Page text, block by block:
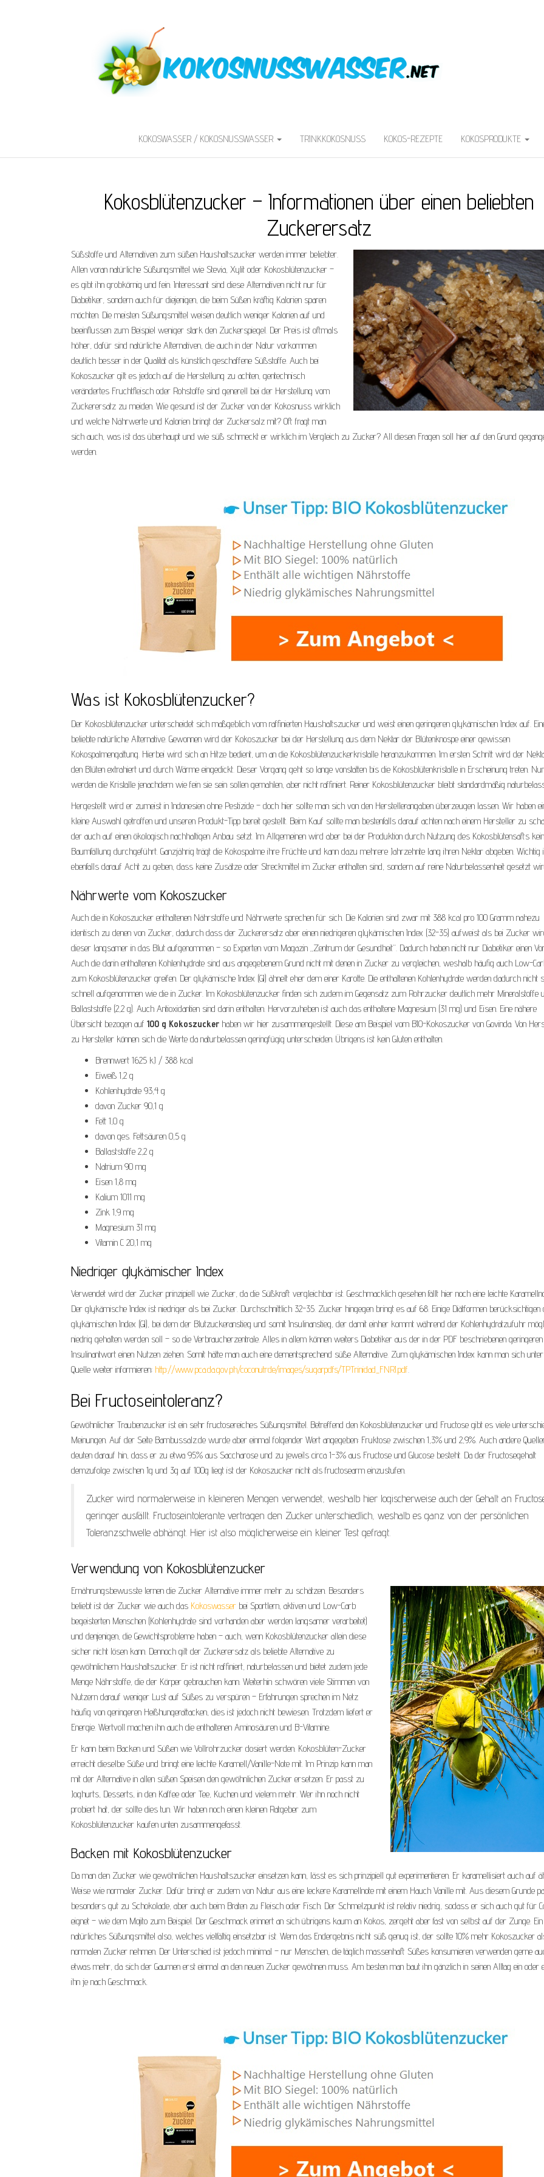
KOKOSWASSER / KOKOSNUSSWASSER TRINKKOKOSNUSS KOKOS-REZEPTE KOKOSPRODUKTE
Kokosblütenzucker – Informationen über einen beliebten
Zuckerersatz
Süßstoffe und Alternativen zum süßen Haushaltszucker werden immer beliebter.
Allen voran natürliche Süßungsmittel wie Stevia, Xylit oder Kokosblütenzucker –
es gibt ihn grobkörnig und fein. Interessant sind diese Alternativen nicht nur für
Diabetiker, sondern auch für diejenigen, die beim Süßen kräftig Kalorien sparen
möchten. Die meisten Süßungsmittel weisen deutlich weniger Kalorien auf und
beeinflussen zum Beispiel weniger stark den Zuckerspiegel. Der Preis ist oftmals
höher, dafür sind natürliche Alternativen, die auch in der Natur vorkommen
deutlich besser in der Qualität als künstlich geschaffene Süßstoffe. Auch bei
Kokoszucker gilt es jedoch auf die Herstellung zu achten, gentechnisch
verändertes Fruchtfleisch oder Rohstoffe sind generell bei der Herstellung vom
Zuckerersatz zu meiden. Wie gesund ist der Zucker von der Kokosnuss wirklich
und welche Nährwerte und Kalorien bringt der Zuckersalz mit? Oft fragt man
sich auch, was ist das überhaupt und wie süß schmeckt er wirklich im Vergleich zu Zucker? All diesen Fragen soll hier auf den Grund
werden.
Was ist Kokosblütenzucker?
Der Kokosblütenzucker unterscheidet sich maßgeblich vom raffinierten Haushaltszucker und weist einen geringeren glykämischen Index auf.
beliebte natürliche Alternative. Gewonnen wird der Kokoszucker bei der Herstellung aus dem Nektar der Blütenknospe einer gewissen
Kokospalmengattung. Hierbei wird sich an Hitze bedient, um an die Kokosblütenzuckerkristalle heranzukommen. Im ersten Schritt wird der
den Blüten extrahiert und durch Wärme eingedickt. Dieser Vorgang geht so lange vonstatten bis die Kokosblütenkristalle in Erscheinung treten.
werden die Kristalle jenachdem wie fein sie sein sollen gemahlen, aber nicht raffiniert. Reiner Kokosblütenzucker bleibt standardmäßig
Hergestellt wird er zumeist in Indonesien ohne Pestizide – doch hier sollte man sich von den Herstellerangaben überzeugen lassen. Wir haben
kleine Auswahl getroffen und unseren Produkt-Tipp bereit gestellt. Beim Kauf sollte man bestenfalls darauf achten nach einem Hersteller zu
der auch auf einen ökologisch nachhaltigen Anbau setzt. Im Allgemeinen wird aber bei der Produktion durch Nutzung des Kokosblütensafts
Baumfällung durchgeführt. Ganzjährig trägt die Kokospalme ihre Früchte und kann dazu mehrere Jahrzehnte lang ihren Nektar abgeben. Wichtig
ebenfalls darauf Acht zu geben, dass keine Zusätze oder Streckmittel im Zucker enthalten sind, sondern auf reine Naturbelassenheit gesetzt
Nährwerte vom Kokoszucker
Auch die in Kokoszucker enthaltenen Nährstoffe und Nährwerte sprechen für sich. Die Kalorien sind zwar mit 388 kcal pro 100 Gramm nahezu
identisch zu denen von Zucker, dadurch dass der Zuckerersatz aber einen niedrigeren glykämischen Index (32-35) aufweist als bei Zucker
dieser langsamer in das Blut aufgenommen – so Experten vom Magazin „Zentrum der Gesundheit“. Dadurch haben nicht nur Diabetiker einen
Auch die darin enthaltenen Kohlenhydrate sind aus angegebenem Grund nicht mit denen in Zucker zu vergleichen, weshalb häufig auch Low-
zum Kokosblütenzucker greifen. Der glykämische Index (GI) ähnelt eher dem einer Karotte. Die enthaltenen Kohlenhydrate werden dadurch nicht
schnell aufgenommen wie die in Zucker. Im Kokosblütenzucker finden sich zudem im Gegensatz zum Rohrzucker deutlich mehr Mineralstoffe
Ballaststoffe (2,2 g). Auch Antioxidantien sind darin enthalten. Hervorzuheben ist auch das enthaltene Magnesium (31 mg) und Eisen. Eine nähere
Übersicht bezogen auf 100 g Kokoszucker haben wir hier zusammengestellt. Diese am Beispiel vom BIO-Kokoszucker von Govinda. Von
zu Hersteller können sich die Werte da naturbelassen geringfügig unterscheiden. Übrigens ist kein Gluten enthalten.
Brennwert 1625 kJ / 388 kcal
Eiweiß 1,2 g
Kohlenhydrate 93,4 g
davon Zucker 90,1 g
Fett 1,0 g
davon ges. Fettsäuren 0,5 g
Ballaststoffe 2,2 g
Natrium 90 mg
Eisen 1,8 mg
Kalium 1011 mg
Zink 1,9 mg
Magnesium 31 mg
Vitamin C 20,1 mg
Niedriger glykämischer Index
Verwendet wird der Zucker prinzipiell wie Zucker, da die Süßkraft vergleichbar ist. Geschmacklich gesehen fällt hier noch eine leichte
Der glykämische Index ist niedriger als bei Zucker. Durchschnittlich 32-35. Zucker hingegen bringt es auf 68. Einige Diätformen berücksichtigen
glykämischen Index (GI), bei dem der Blutzuckeranstieg und somit Insulinanstieg, der damit einher kommt während der Kohlenhydratzufuhr
niedrig gehalten werden soll – so die Verbraucherzentrale. Alles in allem können weiters Diabetiker aus der in der PDF beschriebenen geringeren
Insulinantwort einen Nutzen ziehen. Somit hätte man auch eine dementsprechend süße Alternative. Zum glykämischen Index kann man sich
Quelle weiter informieren: http://www.pca.da.gov.ph/coconutrde/images/sugarpdfs/TPTrinidad_FNRI.pdf.
Bei Fructoseintoleranz?
Gewöhnlicher Traubenzucker ist ein sehr fructosereiches Süßungsmittel. Betreffend den Kokosblütenzucker und Fructose gibt es viele
Meinungen. Auf der Seite Bambussalz.de wurde aber einmal folgender Wert angegeben: Fruktose zwischen 1,3% und 2,9%. Auch andere
deuten darauf hin, dass er zu etwa 95% aus Saccharose und zu jeweils circa 1-3% aus Fructose und Glucose besteht. Da der Fructosegehalt
demzufolge zwischen 1g und 3g auf 100g liegt ist der Kokoszucker nicht als fructosearm einzustufen.
Zucker wird normalerweise in kleineren Mengen verwendet, weshalb hier logischerweise auch der Gehalt an
geringer ausfällt. Fructoseintolerante vertragen den Zucker unterschiedlich, weshalb es ganz von der persönlichen
Toleranzschwelle abhängt. Hier ist also möglicherweise ein kleiner Test gefragt.
Verwendung von Kokosblütenzucker
Ernährungsbewusste lernen die Zucker Alternative immer mehr zu schätzen. Besonders
beliebt ist der Zucker wie auch das Kokoswasser bei Sportlern, aktiven und Low-Carb
begeisterten Menschen (Kohlenhydrate sind vorhanden aber werden langsamer verarbeitet)
und denjenigen, die Gewichtsprobleme haben – auch, wenn Kokosblütenzucker allein diese
sicher nicht lösen kann. Dennoch gilt der Zuckerersatz als beliebte Alternative zu
gewöhnlichem Haushaltszucker. Er ist nicht raffiniert, naturbelassen und bietet zudem jede
Menge Nährstoffe, die der Körper gebrauchen kann. Weiterhin schwören viele Stimmen von
Nutzern darauf weniger Lust auf Süßes zu verspüren – Erfahrungen sprechen im Netz
häufig von geringeren Heißhungerattacken, dies ist jedoch nicht bewiesen. Trotzdem liefert er
Energie. Wertvoll machen ihn auch die enthaltenen Aminosäuren und B-Vitamine.
Er kann beim Backen und Süßen wie Vollrohrzucker dosiert werden. Kokosblüten-Zucker
erreicht dieselbe Süße und bringt eine leichte Karamell/Vanille-Note mit. Im Prinzip kann man
mit der Alternative in allen süßen Speisen den gewöhnlichen Zucker ersetzen. Er passt zu
Joghurts, Desserts, in den Kaffee oder Tee, Kuchen und vielem mehr. Wer ihn noch nicht
probiert hat, der sollte dies tun. Wir haben noch einen kleinen Ratgeber zum
Kokosblütenzucker kaufen unten zusammengefasst.
Backen mit Kokosblütenzucker
Da man den Zucker wie gewöhnlichen Haushaltszucker einsetzen kann, lässt es sich prinzipiell gut experimentieren. Er karamellisiert auch auf
Weise wie normaler Zucker. Dafür bringt er zudem von Natur aus eine leckere Karamellnote mit einem Hauch Vanille mit. Aus diesem Grunde
besonders gut zu Schokolade, aber auch beim Braten zu Fleisch oder Fisch. Der Schmelzpunkt ist relativ niedrig, sodass er sich auch gut für
eignet – wie dem Mojito zum Beispiel. Der Geschmack erinnert an sich übrigens kaum an Kokos, zergeht aber fast von selbst auf der Zunge. Ein
natürliches Süßungsmittel also, welches vielfältig einsetzbar ist. Wem das Endergebnis nicht süß genug ist, der sollte 10% mehr Kokoszucker
normalen Zucker nehmen. Der Unterschied ist jedoch minimal – nur Menschen, die täglich massenhaft Süßes konsumieren verwenden gerne
etwas mehr, da sich der Gaumen erst einmal an den neuen Zucker gewöhnen muss. Am besten man baut ihn gänzlich in seinen Alltag ein oder
ihn je nach Geschmack.